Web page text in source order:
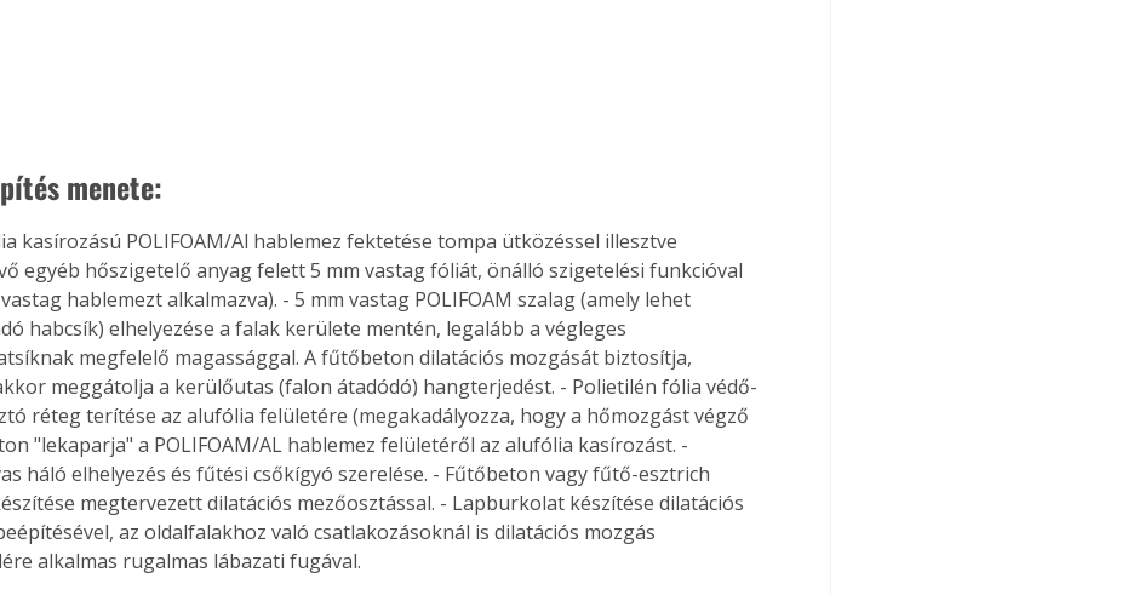
kertben, Gyógyító növények: a
természet kincsei az
menete:
kasírozású POLIFOAM/Al hablemez fektetése tompa ütközéssel illesztve
egyéb hőszigetelő anyag felett 5 mm vastag fóliát, önálló szigetelési funkcióval
hablemezt alkalmazva). - 5 mm vastag POLIFOAM szalag (amely lehet
habcsík) elhelyezése a falak kerülete mentén, legalább a végleges
megfelelő magassággal. A fűtőbeton dilatációs mozgását biztosítja,
meggátolja a kerülőutas (falon átadódó) hangterjedést. - Polietilén fólia védő-
réteg terítése az alufólia felületére (megakadályozza, hogy a hőmozgást végző
"lekaparja" a POLIFOAM/AL hablemez felületéről az alufólia kasírozást. -
háló elhelyezés és fűtési csőkígyó szerelése. - Fűtőbeton vagy fűtő-esztrich
megtervezett dilatációs mezőosztással. - Lapburkolat készítése dilatációs
az oldalfalakhoz való csatlakozásoknál is dilatációs mozgás
alkalmas rugalmas lábazati fugával.